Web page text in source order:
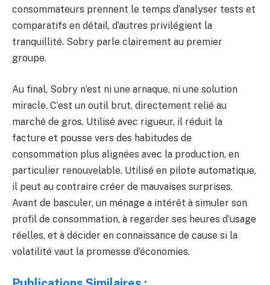
consommateurs prennent le temps d’analyser tests et
comparatifs en détail, d’autres privilégient la
tranquillité. Sobry parle clairement au premier
groupe.
Au final, Sobry n’est ni une arnaque, ni une solution
miracle. C’est un outil brut, directement relié au
marché de gros. Utilisé avec rigueur, il réduit la
facture et pousse vers des habitudes de
consommation plus alignées avec la production, en
particulier renouvelable. Utilisé en pilote automatique,
il peut au contraire créer de mauvaises surprises.
Avant de basculer, un ménage a intérêt à simuler son
profil de consommation, à regarder ses heures d’usage
réelles, et à décider en connaissance de cause si la
volatilité vaut la promesse d’économies.